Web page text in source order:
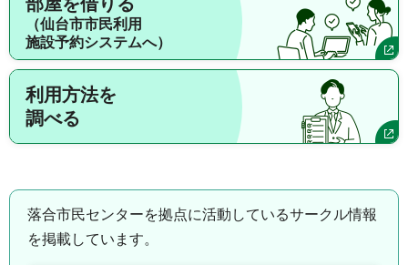
部屋を借りる
（仙台市市民利用
施設予約システムへ）
利用方法を
調べる
落合市民センターを拠点に活動しているサークル情報
を掲載しています。